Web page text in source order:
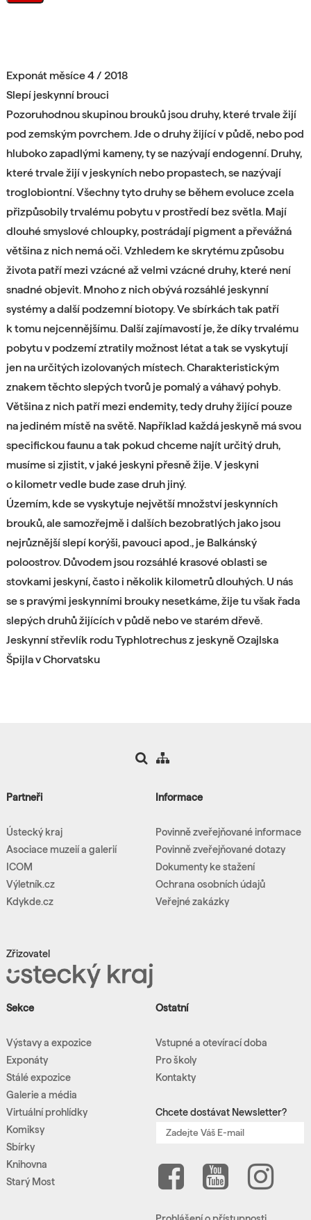
Exponát měsíce 4 / 2018
Slepí jeskynní brouci
Pozoruhodnou skupinou brouků jsou druhy, které trvale žijí
pod zemským povrchem. Jde o druhy žijící v půdě, nebo pod
hluboko zapadlými kameny, ty se nazývají endogenní. Druhy,
které trvale žijí v jeskyních nebo propastech, se nazývají
troglobiontní. Všechny tyto druhy se během evoluce zcela
přizpůsobily trvalému pobytu v prostředí bez světla. Mají
dlouhé smyslové chloupky, postrádají pigment a převážná
většina z nich nemá oči. Vzhledem ke skrytému způsobu
života patří mezi vzácné až velmi vzácné druhy, které není
snadné objevit. Mnoho z nich obývá rozsáhlé jeskynní
systémy a další podzemní biotopy. Ve sbírkách tak patří
k tomu nejcennějšímu. Další zajímavostí je, že díky trvalému
pobytu v podzemí ztratily možnost létat a tak se vyskytují
jen na určitých izolovaných místech. Charakteristickým
znakem těchto slepých tvorů je pomalý a váhavý pohyb.
Většina z nich patří mezi endemity, tedy druhy žijící pouze
na jediném místě na světě. Například každá jeskyně má svou
specifickou faunu a tak pokud chceme najít určitý druh,
musíme si zjistit, v jaké jeskyni přesně žije. V jeskyni
o kilometr vedle bude zase druh jiný.
Územím, kde se vyskytuje největší množství jeskynních
brouků, ale samozřejmě i dalších bezobratlých jako jsou
nejrůznější slepí korýši, pavouci apod., je Balkánský
poloostrov. Důvodem jsou rozsáhlé krasové oblasti se
stovkami jeskyní, často i několik kilometrů dlouhých. U nás
se s pravými jeskynními brouky nesetkáme, žije tu však řada
slepých druhů žijících v půdě nebo ve starém dřevě.
Jeskynní střevlík rodu Typhlotrechus z jeskyně Ozajlska
Špijla v Chorvatsku
Partneři
Ústecký kraj
Asociace muzeií a galerií
ICOM
Výletník.cz
Kdykde.cz
Zřizovatel
Informace
Povinně zveřejňované informace
Povinně zveřejňované dotazy
Dokumenty ke stažení
Ochrana osobních údajů
Veřejné zakázky
Sekce
Výstavy a expozice
Exponáty
Stálé expozice
Galerie a média
Virtuální prohlídky
Komiksy
Sbírky
Knihovna
Starý Most
Ostatní
Vstupné a otevírací doba
Pro školy
Kontakty
Chcete dostávat Newsletter?